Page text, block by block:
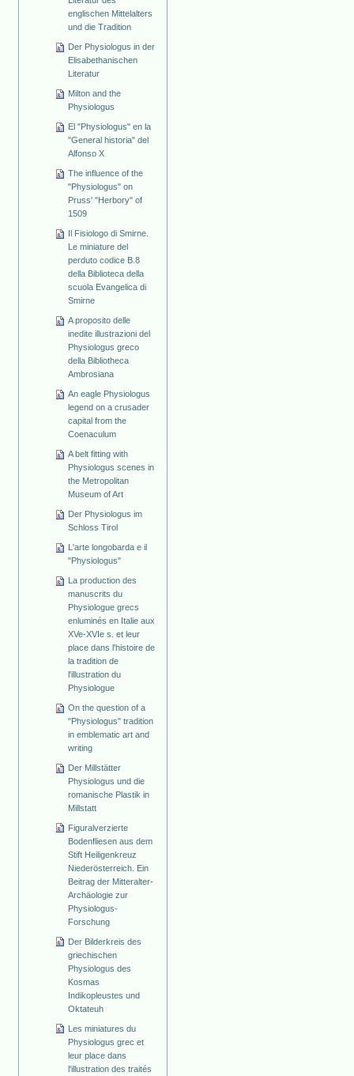
englischen Mittelalters
und die Tradition
Der Physiologus in der
Elisabethanischen
Literatur
Milton and the
Physiologus
El "Physiologus" en la
"General historia" del
Alfonso X
The influence of the
"Physiologus" on
Pruss' "Herbory" of
1509
Il Fisiologo di Smirne.
Le miniature del
perduto codice B.8
della Biblioteca della
scuola Evangelica di
Smirne
A proposito delle
inedite illustrazioni del
Physiologus greco
della Bibliotheca
Ambrosiana
An eagle Physiologus
legend on a crusader
capital from the
Coenaculum
A belt fitting with
Physiologus scenes in
the Metropolitan
Museum of Art
Der Physiologus im
Schloss Tirol
L'arte longobarda e il
"Physiologus"
La production des
manuscrits du
Physiologue grecs
enluminés en Italie aux
XVe-XVIe s. et leur
place dans l'histoire de
la tradition de
l'illustration du
Physiologue
On the question of a
"Physiologus" tradition
in emblematic art and
writing
Der Millstätter
Physiologus und die
romanische Plastik in
Millstatt
Figuralverzierte
Bodenfliesen aus dem
Stift Heiligenkreuz
Niederösterreich. Ein
Beitrag der Mitteralter-
Archäologie zur
Physiologus-
Forschung
Der Bilderkreis des
griechischen
Physiologus des
Kosmas
Indikopleustes und
Oktateuh
Les miniatures du
Physiologus grec et
leur place dans
l'illustration des traités